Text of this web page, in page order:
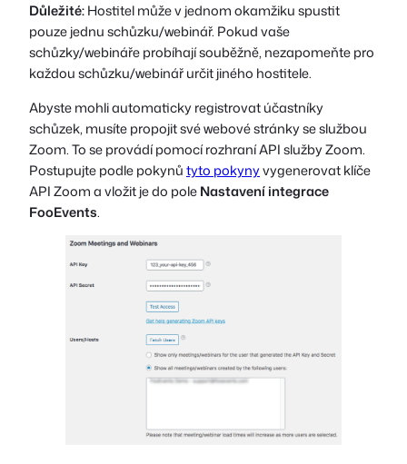
Důležité:Hostitel může v jednom okamžiku spustit
pouze jednu schůzku/webinář. Pokud vaše
schůzky/webináře probíhají souběžně, nezapomeňte pro
každou schůzku/webinář určit jiného hostitele.
Abyste mohli automaticky registrovat účastníky
schůzek, musíte propojit své webové stránky se službou
Zoom. To se provádí pomocí rozhraní API služby Zoom.
Postupujte podle pokynůtyto pokynyvygenerovat klíče
API Zoom a vložit je do poleNastavení integrace
FooEvents.